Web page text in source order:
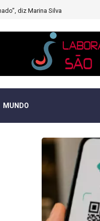
secas de rios
MUNDO